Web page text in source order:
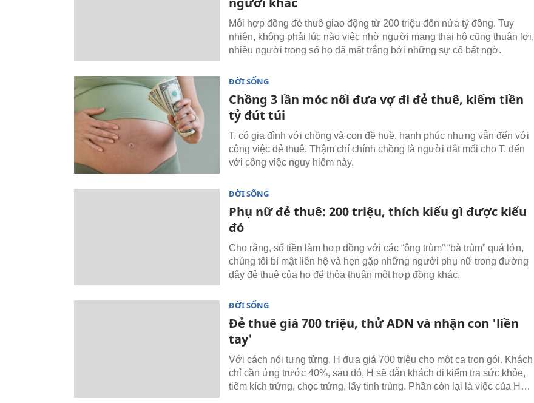
Mỗi hợp đồng đẻ thuê giao động từ 200 triệu đến nửa tỷ đồng. Tuy
nhiên, không phải lúc nào việc nhờ người mang thai hộ cũng thuận lợi,
nhiều người trong số họ đã mất trắng bởi những sự cố bất ngờ.
ĐỜI SỐNG
Chồng 3 lần móc nối đưa vợ đi đẻ thuê, kiếm tiền
tỷ đút túi
T. có gia đình với chồng và con đề huề, hạnh phúc nhưng vẫn đến với
công việc đẻ thuê. Thậm chí chính chồng là người dắt mối cho T. đến
với công việc nguy hiểm này.
ĐỜI SỐNG
Phụ nữ đẻ thuê: 200 triệu, thích kiểu gì được kiểu
đó
Cho rằng, số tiền làm hợp đồng với các “ông trùm” “bà trùm” quá lớn,
chúng tôi bí mật liên hệ và hẹn gặp những người phụ nữ trong đường
dây đẻ thuê của họ để thỏa thuận một hợp đồng khác.
ĐỜI SỐNG
Đẻ thuê giá 700 triệu, thử ADN và nhận con 'liền
tay'
Với cách nói tưng tửng, H đưa giá 700 triệu cho một ca trọn gói. Khách
chỉ cần ứng trước 40%, sau đó, H sẽ dẫn khách đi kiểm tra sức khỏe,
tiêm kích trứng, chọc trứng, lấy tinh trùng. Phần còn lại là việc của H…